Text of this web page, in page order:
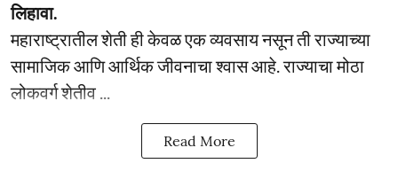
लिहावा.
महाराष्ट्रातील शेती ही केवळ एक व्यवसाय नसून ती राज्याच्या
सामाजिक आणि आर्थिक जीवनाचा श्वास आहे. राज्याचा मोठा
लोकवर्ग शेतीव ...
Read More